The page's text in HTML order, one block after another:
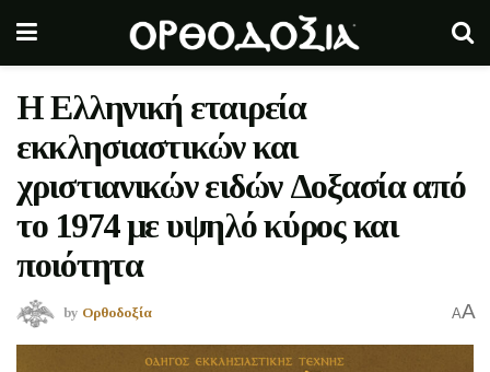
Η Ελληνική εταιρεία
εκκλησιαστικών και
χριστιανικών ειδών Δοξασία από
το 1974 με υψηλό κύρος και
ποιότητα
by Ορθοδοξία AA